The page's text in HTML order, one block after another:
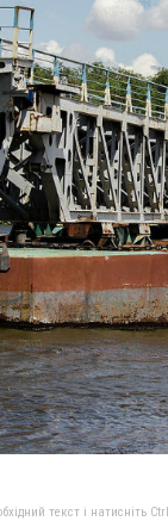
текст і натисніть